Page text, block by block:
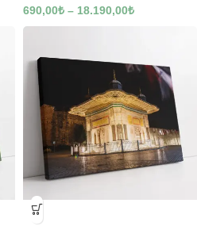
690,00₺ – 18.190,00₺
-23%